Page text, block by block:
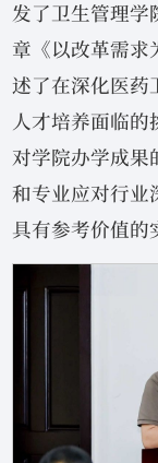
发了卫生管理学
章《以改革需求
述了在深化医药
人才培养面临
对学院办学成果
和专业应对行业
具有参考价值的